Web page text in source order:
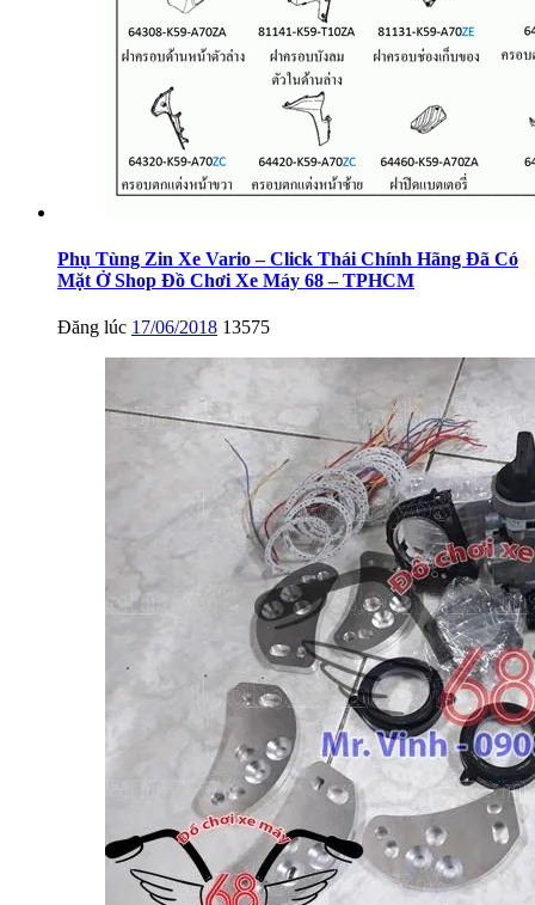
Phụ Tùng Zin Xe Vario – Click Thái Chính Hãng Đã Có
Mặt Ở Shop Đồ Chơi Xe Máy 68 – TPHCM
Đăng lúc 17/06/2018 13575